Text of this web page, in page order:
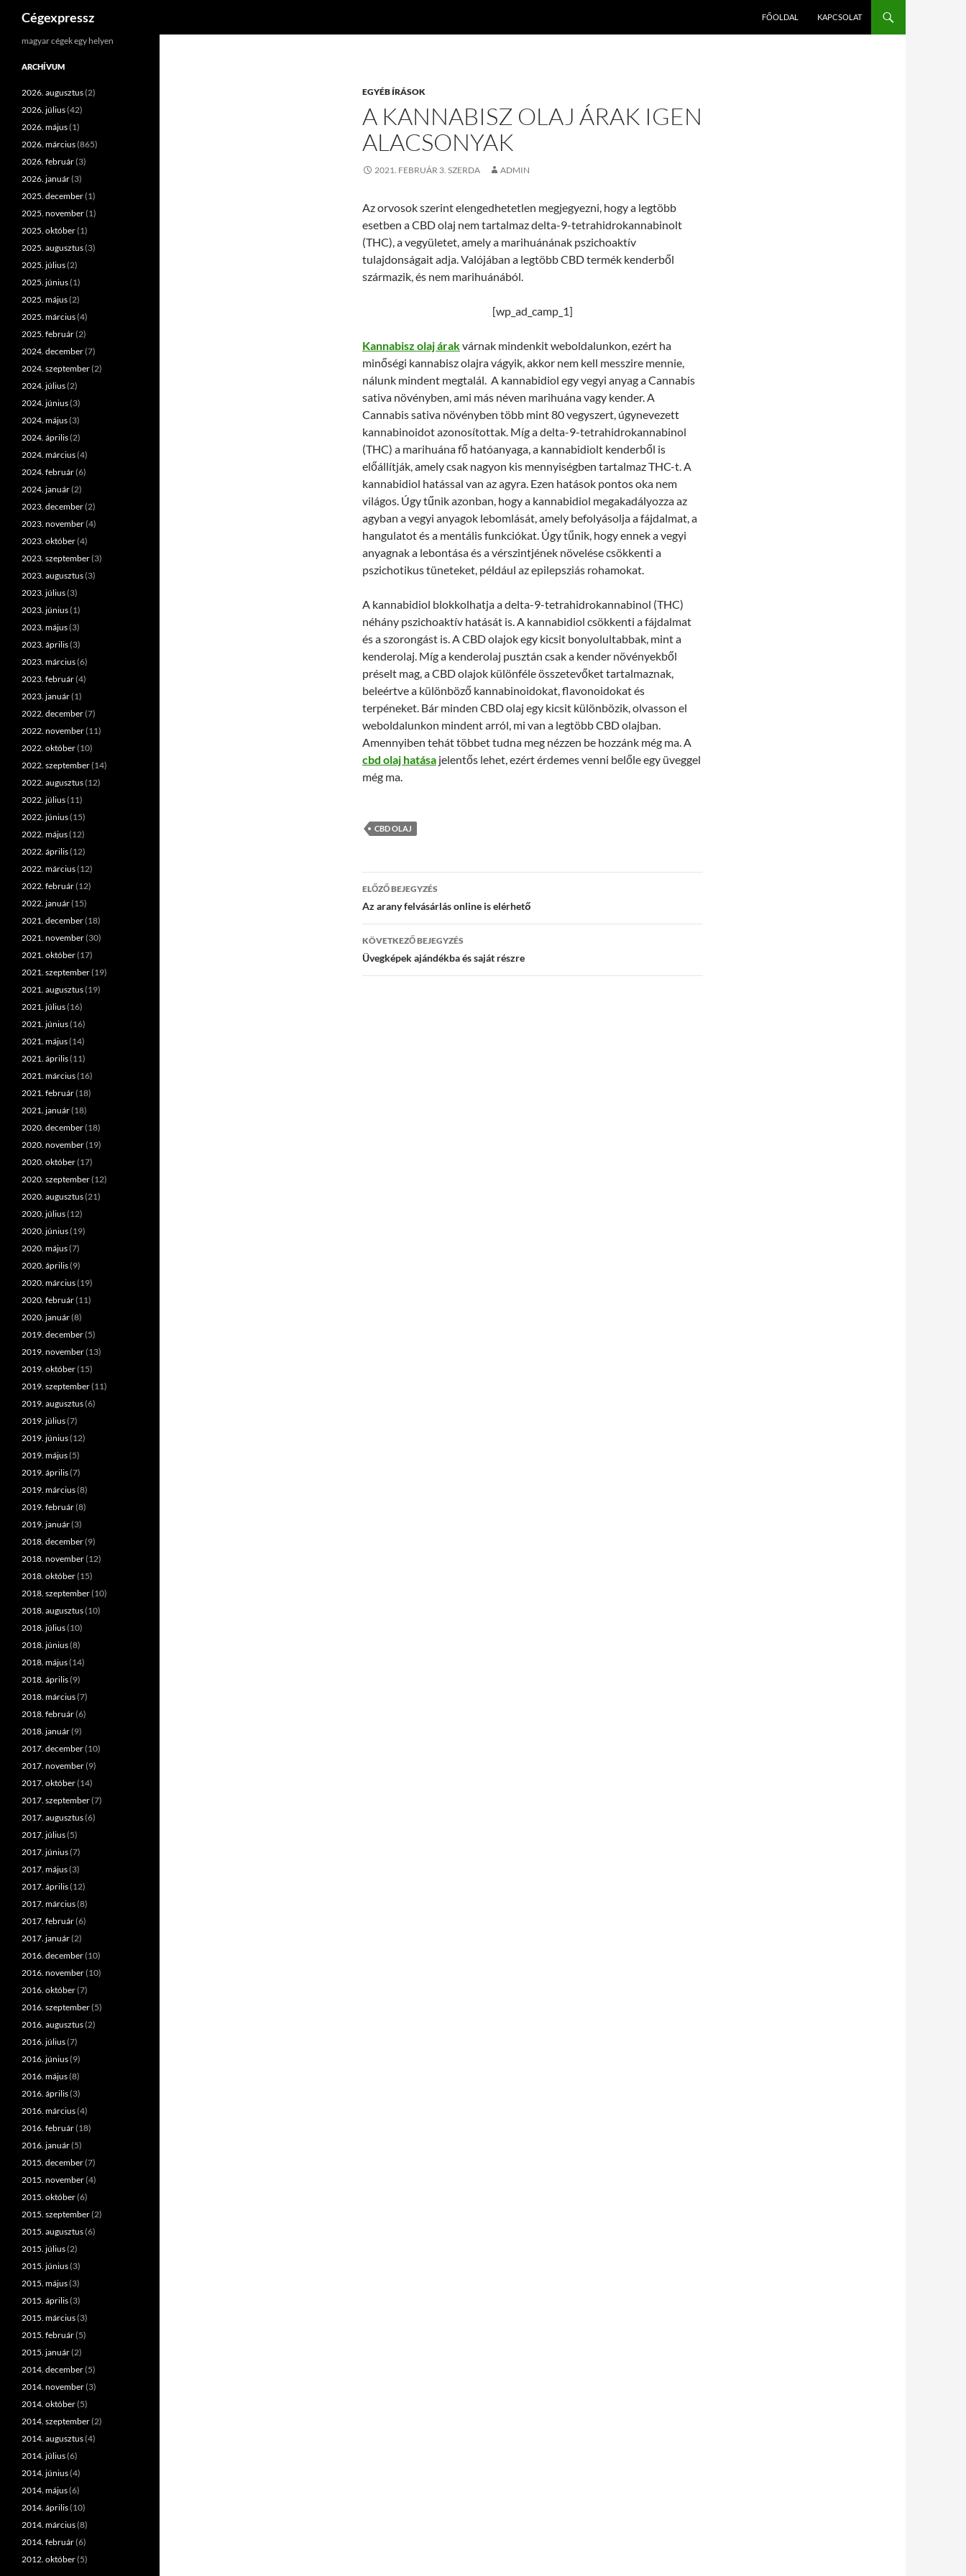
Kilépés
Cégexpressz FŐOLDAL KAPCSOLAT
EGYÉB ÍRÁSOK
A KANNABISZ OLAJ ÁRAK IGEN
ALACSONYAK
2021. FEBRUÁR 3. SZERDA ADMIN
Az orvosok szerint elengedhetetlen megjegyezni, hogy a legtöbb
esetben a CBD olaj nem tartalmaz delta-9-tetrahidrokannabinolt
(THC), a vegyületet, amely a marihuánának pszichoaktív
tulajdonságait adja. Valójában a legtöbb CBD termék kenderből
származik, és nem marihuánából.
[wp_ad_camp_1]
Kannabisz olaj árakvárnak mindenkit weboldalunkon, ezért ha
minőségi kannabisz olajra vágyik, akkor nem kell messzire mennie,
nálunk mindent megtalál. A kannabidiol egy vegyi anyag a Cannabis
sativa növényben, ami más néven marihuána vagy kender. A
Cannabis sativa növényben több mint 80 vegyszert, úgynevezett
kannabinoidot azonosítottak. Míg a delta-9-tetrahidrokannabinol
(THC) a marihuána fő hatóanyaga, a kannabidiolt kenderből is
előállítják, amely csak nagyon kis mennyiségben tartalmaz THC-t. A
kannabidiol hatással van az agyra. Ezen hatások pontos oka nem
világos. Úgy tűnik azonban, hogy a kannabidiol megakadályozza az
agyban a vegyi anyagok lebomlását, amely befolyásolja a fájdalmat, a
hangulatot és a mentális funkciókat. Úgy tűnik, hogy ennek a vegyi
anyagnak a lebontása és a vérszintjének növelése csökkenti a
pszichotikus tüneteket, például az epilepsziás rohamokat.
A kannabidiol blokkolhatja a delta-9-tetrahidrokannabinol (THC)
néhány pszichoaktív hatását is. A kannabidiol csökkenti a fájdalmat
és a szorongást is. A CBD olajok egy kicsit bonyolultabbak, mint a
kenderolaj. Míg a kenderolaj pusztán csak a kender növényekből
préselt mag, a CBD olajok különféle összetevőket tartalmaznak,
beleértve a különböző kannabinoidokat, flavonoidokat és
terpéneket. Bár minden CBD olaj egy kicsit különbözik, olvasson el
weboldalunkon mindent arról, mi van a legtöbb CBD olajban.
Amennyiben tehát többet tudna meg nézzen be hozzánk még ma. A
cbd olaj hatása jelentős lehet, ezért érdemes venni belőle egy üveggel
még ma.
CBD OLAJ
Bejegyzés
navigáció
ELŐZŐ BEJEGYZÉS
Az arany felvásárlás online is elérhető
KÖVETKEZŐ BEJEGYZÉS
Üvegképek ajándékba és saját részre
magyar cégek egy helyen
ARCHÍVUM
2026. augusztus(2)
2026. július(42)
2026. május(1)
2026. március(865)
2026. február(3)
2026. január(3)
2025. december(1)
2025. november(1)
2025. október(1)
2025. augusztus(3)
2025. július(2)
2025. június(1)
2025. május(2)
2025. március(4)
2025. február(2)
2024. december(7)
2024. szeptember(2)
2024. július(2)
2024. június(3)
2024. május(3)
2024. április(2)
2024. március(4)
2024. február(6)
2024. január(2)
2023. december(2)
2023. november(4)
2023. október(4)
2023. szeptember(3)
2023. augusztus(3)
2023. július(3)
2023. június(1)
2023. május(3)
2023. április(3)
2023. március(6)
2023. február(4)
2023. január(1)
2022. december(7)
2022. november(11)
2022. október(10)
2022. szeptember(14)
2022. augusztus(12)
2022. július(11)
2022. június(15)
2022. május(12)
2022. április(12)
2022. március(12)
2022. február(12)
2022. január(15)
2021. december(18)
2021. november(30)
2021. október(17)
2021. szeptember(19)
2021. augusztus(19)
2021. július(16)
2021. június(16)
2021. május(14)
2021. április(11)
2021. március(16)
2021. február(18)
2021. január(18)
2020. december(18)
2020. november(19)
2020. október(17)
2020. szeptember(12)
2020. augusztus(21)
2020. július(12)
2020. június(19)
2020. május(7)
2020. április(9)
2020. március(19)
2020. február(11)
2020. január(8)
2019. december(5)
2019. november(13)
2019. október(15)
2019. szeptember(11)
2019. augusztus(6)
2019. július(7)
2019. június(12)
2019. május(5)
2019. április(7)
2019. március(8)
2019. február(8)
2019. január(3)
2018. december(9)
2018. november(12)
2018. október(15)
2018. szeptember(10)
2018. augusztus(10)
2018. július(10)
2018. június(8)
2018. május(14)
2018. április(9)
2018. március(7)
2018. február(6)
2018. január(9)
2017. december(10)
2017. november(9)
2017. október(14)
2017. szeptember(7)
2017. augusztus(6)
2017. július(5)
2017. június(7)
2017. május(3)
2017. április(12)
2017. március(8)
2017. február(6)
2017. január(2)
2016. december(10)
2016. november(10)
2016. október(7)
2016. szeptember(5)
2016. augusztus(2)
2016. július(7)
2016. június(9)
2016. május(8)
2016. április(3)
2016. március(4)
2016. február(18)
2016. január(5)
2015. december(7)
2015. november(4)
2015. október(6)
2015. szeptember(2)
2015. augusztus(6)
2015. július(2)
2015. június(3)
2015. május(3)
2015. április(3)
2015. március(3)
2015. február(5)
2015. január(2)
2014. december(5)
2014. november(3)
2014. október(5)
2014. szeptember(2)
2014. augusztus(4)
2014. július(6)
2014. június(4)
2014. május(6)
2014. április(10)
2014. március(8)
2014. február(6)
2012. október(5)